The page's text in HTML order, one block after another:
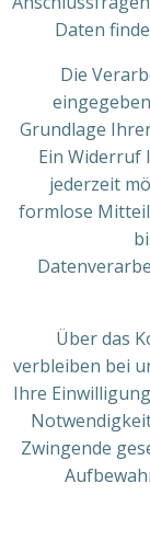
Daten
Die
Grundlage
Ein Widerruf
jederzeit
formlose
Über das
verbleiben bei
Ihre
Zwingende